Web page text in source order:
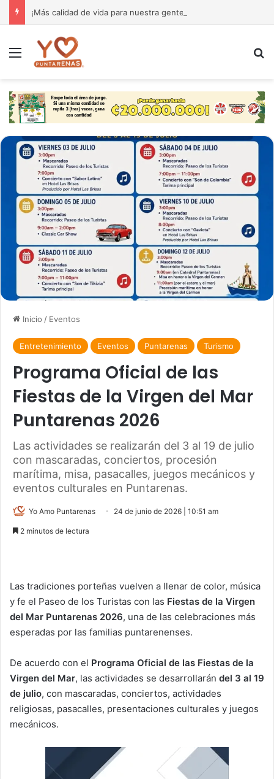
Menú
Inicio / Eventos
Entretenimiento Eventos Puntarenas Turismo
Programa Oficial de las
Fiestas de la Virgen del Mar
Puntarenas 2026
Las actividades se realizarán del 3 al 19 de julio
con mascaradas, conciertos, procesión
marítima, misa, pasacalles, juegos mecánicos y
eventos culturales en Puntarenas.
Yo Amo Puntarenas 24 de junio de 2026 | 10:51 am
2 minutos de lectura
Las tradiciones porteñas vuelven a llenar de color, música
y fe el Paseo de los Turistas con las Fiestas de la Virgen
del Mar Puntarenas 2026, una de las celebraciones más
esperadas por las familias puntarenenses.
De acuerdo con el Programa Oficial de las Fiestas de la
Virgen del Mar, las actividades se desarrollarán del 3 al 19
de julio, con mascaradas, conciertos, actividades
religiosas, pasacalles, presentaciones culturales y juegos
mecánicos.